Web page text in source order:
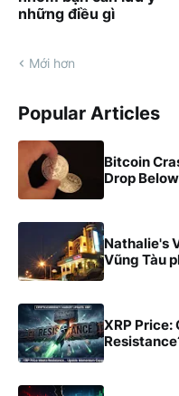
những điều gì
Mới hơn
Popular Articles
Bitcoin
Drop
Nathalie's
Vũng Tàu
XRP Price: